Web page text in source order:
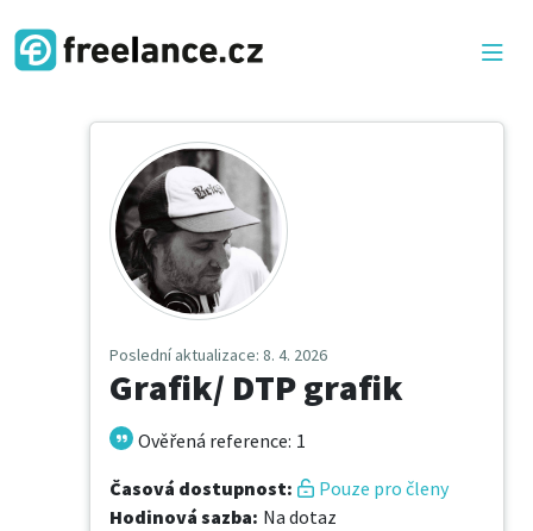
Poslední aktualizace: 8. 4. 2026
Grafik/ DTP grafik
Ověřená reference: 1
Časová dostupnost:
Pouze pro členy
Hodinová sazba: Na dotaz